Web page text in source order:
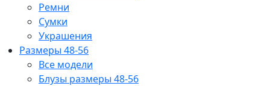
Ремни
Сумки
Украшения
Размеры 48-56
Все модели
Блузы размеры 48-56